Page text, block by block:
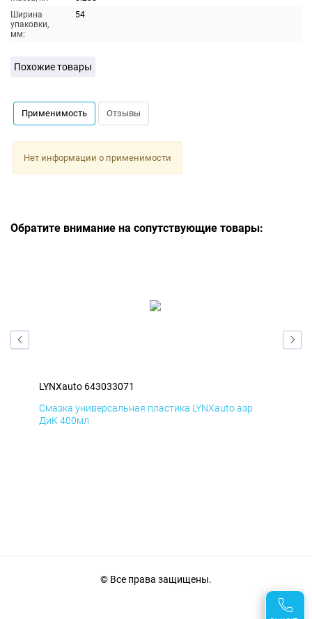
Ширина
упаковки,
мм:
54
Похожие товары
Применимость Отзывы
Нет информации о применимости
Обратите внимание на сопутствующие товары:
LYNXauto 643033071
Смазка универсальная пластика LYNXauto аэр
ДиК 400мл
© Все права защищены.